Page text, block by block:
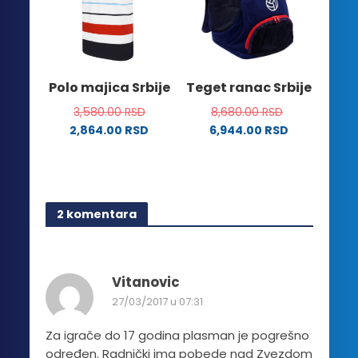
mogu
biti
izabrane
stranici
proizvoda.
biti
izabrane
na
proizvoda.
Polo majica Srbije
3,580.00RSD
2,864.00 RSD
više
varijanti.
biti
izabrane
stranici
proizvoda.
Teget ranac Srbije
8,680.00RSD
6,944.00 RSD
2 komentara
Vitanovic
27/03/2017 u 07:31
Za igrače do 17 godina plasman je pogrešno
određen. Radnički ima pobede nad Zvezdom